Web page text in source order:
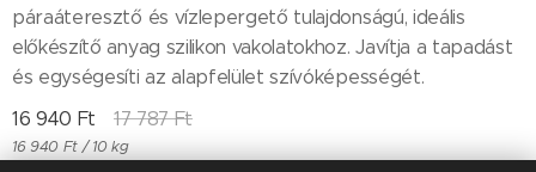
páraáteresztő és vízlepergető tulajdonságú, ideális
előkészítő anyag szilikon vakolatokhoz. Javítja a tapadást
és egységesíti az alapfelület szívóképességét.
16 940 Ft 17 787Ft
16 940 Ft / 10 kg